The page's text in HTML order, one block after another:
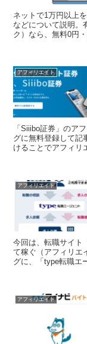
ネットで1万円以上
などについて説明。
ク）なら、無料0円
し・誰でも簡単確
アフィリエイト
「Siiibo証券」のア
グに無料登録して記
けることでアフィリ
アフィリエイト
今回は、転職サイト
て稼ぐ（アフィリエイト
グに、「type転職エ
アフィリエイト